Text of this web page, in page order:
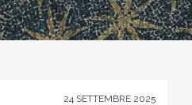
24 SETTEMBRE 2025